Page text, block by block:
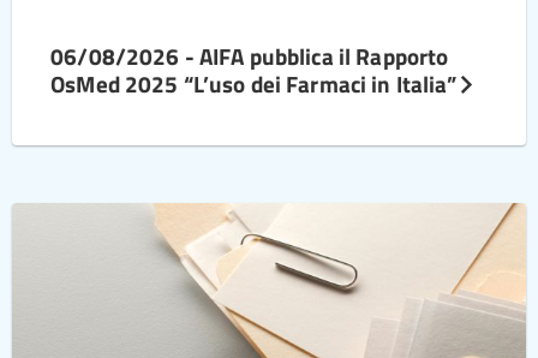
06/08/2026 - AIFA pubblica il Rapporto
OsMed 2025 “L’uso dei Farmaci in Italia”